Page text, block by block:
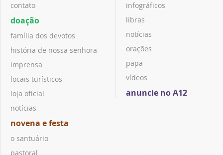
contato
doação
família dos devotos
história de nossa senhora
imprensa
locais turísticos
loja oficial
notícias
novena e festa
o santuário
pastoral
infográficos
libras
notícias
orações
papa
vídeos
anuncie no A12